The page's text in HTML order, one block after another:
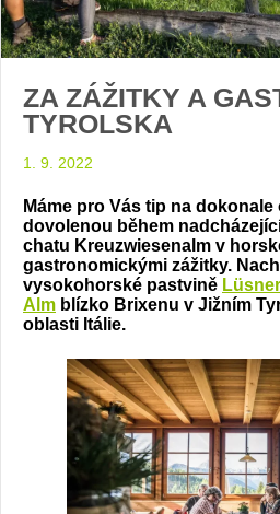
ZA ZÁŽITKY A
TYROLSKA
1. 9. 2022
Máme pro Vás tip na
dovolenou během
chatu Kreuzwiesenalm v
gastronomickými zážitky.
vysokohorské pastvině Lüsner
Alm blízko Brixenu v Jižním
oblasti Itálie.